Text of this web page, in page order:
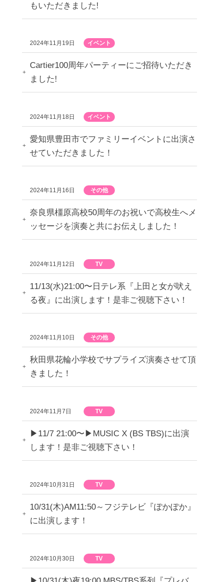
もいただきました!
2024年11月19日 イベント
Cartier100周年パーティーにご招待いただき
ました!
2024年11月18日 イベント
愛知県豊田市でファミリーイベントに出演さ
せていただきました！
2024年11月16日 その他
奈良県橿原高校50周年のお祝いで高校生へメ
ッセージを演奏と共にお伝えしました！
2024年11月12日 TV
11/13(水)21:00〜日テレ系『上田と女が吠え
る夜』に出演します！是非ご視聴下さい！
2024年11月10日 その他
秋田県花輪小学校でサプライズ演奏させて頂
きました！
2024年11月7日 TV
▶︎11/7 21:00〜▶︎MUSIC X (BS TBS)に出演
します！是非ご視聴下さい！
2024年10月31日 TV
10/31(木)AM11:50～フジテレビ『ぽかぽか』
に出演します！
2024年10月30日 TV